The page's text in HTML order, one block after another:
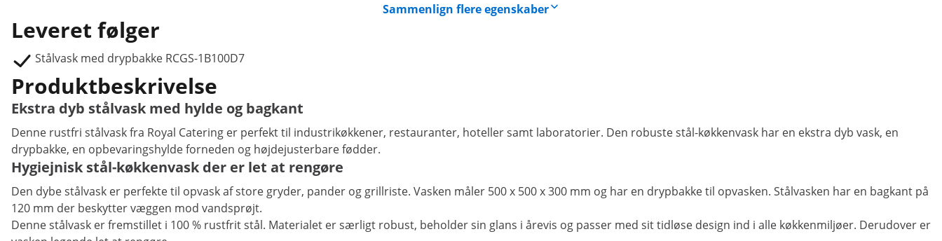
Sammenlign flere egenskaber
Leveret følger
Stålvask med drypbakke RCGS-1B100D7
Produktbeskrivelse
Ekstra dyb stålvask med hylde og bagkant
Denne rustfri stålvask fra Royal Catering er perfekt til industrikøkkener, restauranter, hoteller samt laboratorier. Den robuste stål-køkkenvask har en ekstra dyb vask, en
drypbakke, en opbevaringshylde forneden og højdejusterbare fødder.
Hygiejnisk stål-køkkenvask der er let at rengøre
Den dybe stålvask er perfekte til opvask af store gryder, pander og grillriste. Vasken måler 500 x 500 x 300 mm og har en drypbakke til opvasken. Stålvasken har en bagkant på
120 mm der beskytter væggen mod vandsprøjt.
Denne stålvask er fremstillet i 100 % rustfrit stål. Materialet er særligt robust, beholder sin glans i årevis og passer med sit tidløse design ind i alle køkkenmiljøer. Derudover er